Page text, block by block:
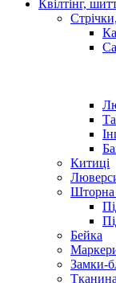
Квілтінг,
Китиці
Шторна
Бейка
Замки-